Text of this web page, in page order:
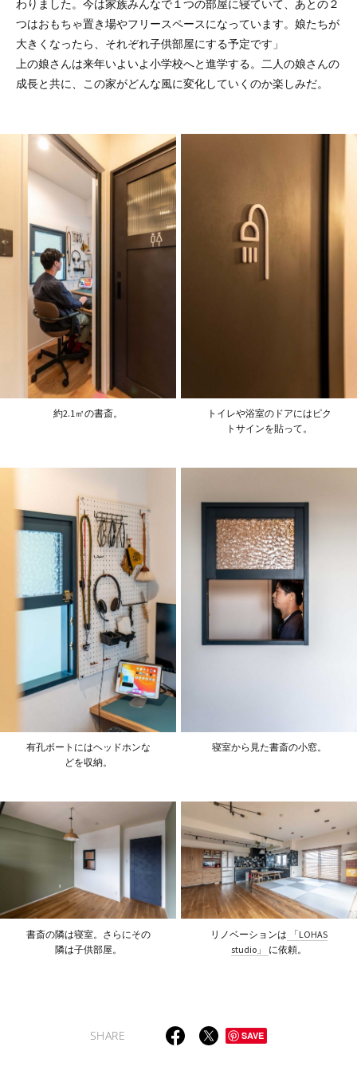
わりました。今は家族みんなで１つの部屋に寝ていて、あとの２
つはおもちゃ置き場やフリースペースになっています。娘たちが
大きくなったら、それぞれ子供部屋にする予定です」
上の娘さんは来年いよいよ小学校へと進学する。二人の娘さんの
成長と共に、この家がどんな風に変化していくのか楽しみだ。
約2.1㎡の書斎。
トイレや浴室のドアにはピク
トサインを貼って。
有孔ボートにはヘッドホンな
どを収納。
寝室から見た書斎の小窓。
書斎の隣は寝室。さらにその
隣は子供部屋。
リノベーションは
「LOHAS
studio」
に依頼。
SHARE SAVE